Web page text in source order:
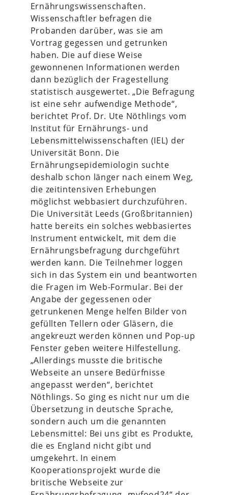
Ernährungswissenschaften.
Wissenschaftler befragen die
Probanden darüber, was sie am
Vortrag gegessen und getrunken
haben. Die auf diese Weise
gewonnenen Informationen werden
dann bezüglich der Fragestellung
statistisch ausgewertet. „Die Befragung
ist eine sehr aufwendige Methode“,
berichtet Prof. Dr. Ute Nöthlings vom
Institut für Ernährungs- und
Lebensmittelwissenschaften (IEL) der
Universität Bonn. Die
Ernährungsepidemiologin suchte
deshalb schon länger nach einem Weg,
die zeitintensiven Erhebungen
möglichst webbasiert durchzuführen.
Die Universität Leeds (Großbritannien)
hatte bereits ein solches webbasiertes
Instrument entwickelt, mit dem die
Ernährungsbefragung durchgeführt
werden kann. Die Teilnehmer loggen
sich in das System ein und beantworten
die Fragen im Web-Formular. Bei der
Angabe der gegessenen oder
getrunkenen Menge helfen Bilder von
gefüllten Tellern oder Gläsern, die
angekreuzt werden können und Pop-up
Fenster geben weitere Hilfestellung.
„Allerdings musste die britische
Webseite an unsere Bedürfnisse
angepasst werden“, berichtet
Nöthlings. So ging es nicht nur um die
Übersetzung in deutsche Sprache,
sondern auch um die genannten
Lebensmittel: Bei uns gibt es Produkte,
die es England nicht gibt und
umgekehrt. In einem
Kooperationsprojekt wurde die
britische Webseite zur